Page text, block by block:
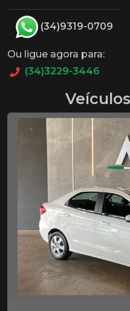
(34)9319-0709
Ou ligue agora para:
(34)3229-3446